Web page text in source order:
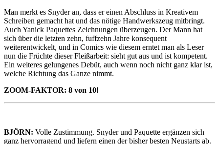
Man merkt es Snyder an, dass er einen Abschluss in Kreativem
Schreiben gemacht hat und das nötige Handwerkszeug mitbringt.
Auch Yanick Paquettes Zeichnungen überzeugen. Der Mann hat
sich über die letzten zehn, fuffzehn Jahre konsequent
weiterentwickelt, und in Comics wie diesem erntet man als Leser
nun die Früchte dieser Fleißarbeit: sieht gut aus und ist kompetent.
Ein weiteres gelungenes Debüt, auch wenn noch nicht ganz klar ist,
welche Richtung das Ganze nimmt.
ZOOM-FAKTOR: 8 von 10!
BJÖRN: Volle Zustimmung. Snyder und Paquette ergänzen sich
ganz hervorragend und liefern einen der bisher besten Neustarts ab.